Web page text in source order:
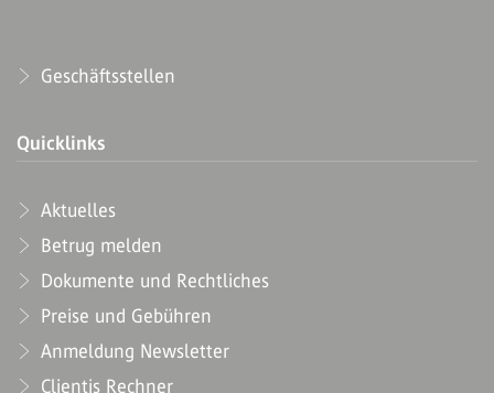
Geschäftsstellen
Quicklinks
Aktuelles
Betrug melden
Dokumente und Rechtliches
Preise und Gebühren
Anmeldung Newsletter
Clientis Rechner